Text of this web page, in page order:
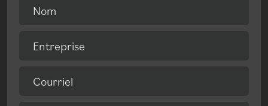
Nom
Entreprise
Courriel